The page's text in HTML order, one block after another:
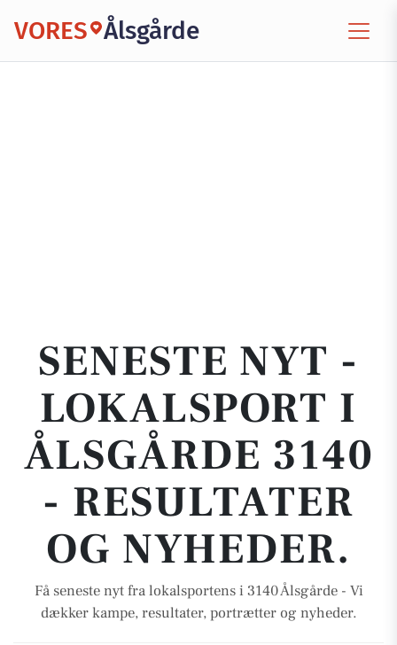
VORES Ålsgårde
SENESTE NYT -
LOKALSPORT I
ÅLSGÅRDE 3140
- RESULTATER
OG NYHEDER.
Få seneste nyt fra lokalsportens i 3140 Ålsgårde - Vi
dækker kampe, resultater, portrætter og nyheder.